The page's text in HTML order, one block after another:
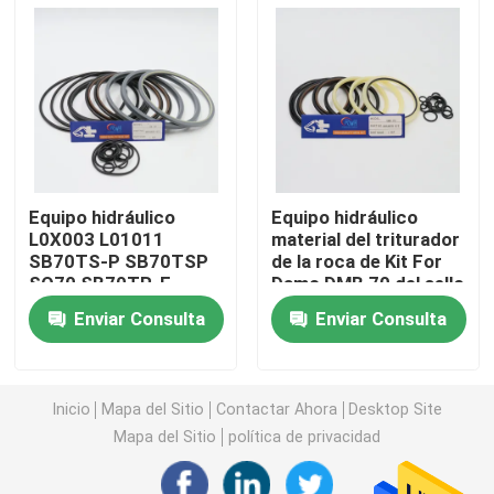
equipo del sello del jcb
Equipo del sello de KOMATSU
Rod Seal hidráulico
Sello de aceite hidráulico
Sello hidráulico del polvo
Sello hidráulico del pistón
Equipo hidráulico
L0X003 L01011
SB70TS-P SB70TSP
SQ70 SB70TR-F
SB70TRF del sello del
triturador de SOOSAN
SB70
Enviar Consulta
Equipo hidráulico
material del triturador
de la roca de Kit For
Damo DMB 70 del sello
del martillo de PTFE
Enviar Consulta
Inicio Mapa del Sitio Contactar Ahora
Desktop Site
Mapa del Sitio
política de privacidad